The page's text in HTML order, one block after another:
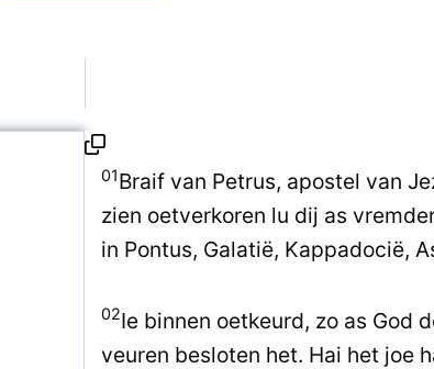
01Braif van Petrus, apostel van
zien oetverkoren lu dij as
in Pontus, Galatië, Kappadocië,
02Ie binnen oetkeurd, zo as God
veuren besloten het. Hai het joe